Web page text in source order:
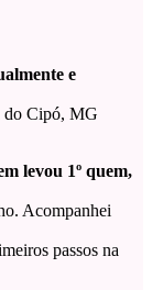
e
do Cipó, MG
levou 1º quem,
Acompanhei
passos na